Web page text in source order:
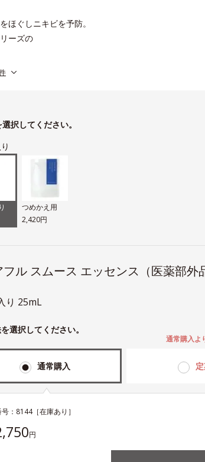
ほぐしニキビを予防。
ーズの
択してください。
つめかえ用
2,420円
ル スムース エッセンス（医薬部外
り 25mL
選択してください。
通常購入
通常購入よ
： 8144［在庫あり］
円